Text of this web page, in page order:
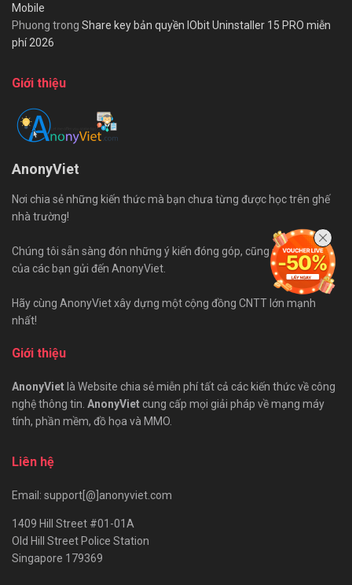
Mobile
Phuong trong Share key bản quyền IObit Uninstaller 15 PRO miễn
phí 2026
Giới thiệu
AnonyViet
Nơi chia sẻ những kiến thức mà bạn chưa từng được học trên ghế
nhà trường!
Chúng tôi sẵn sàng đón những ý kiến đóng góp, cũng như bài viết
của các bạn gửi đến AnonyViet.
Hãy cùng AnonyViet xây dựng một cộng đồng CNTT lớn mạnh
nhất!
Giới thiệu
AnonyVietlà Website chia sẻ miễn phí tất cả các kiến thức về công
nghệ thông tin. AnonyViet cung cấp mọi giải pháp về mạng máy
tính, phần mềm, đồ họa và MMO.
Liên hệ
Email: support[@]anonyviet.com
1409 Hill Street #01-01A
Old Hill Street Police Station
Singapore 179369